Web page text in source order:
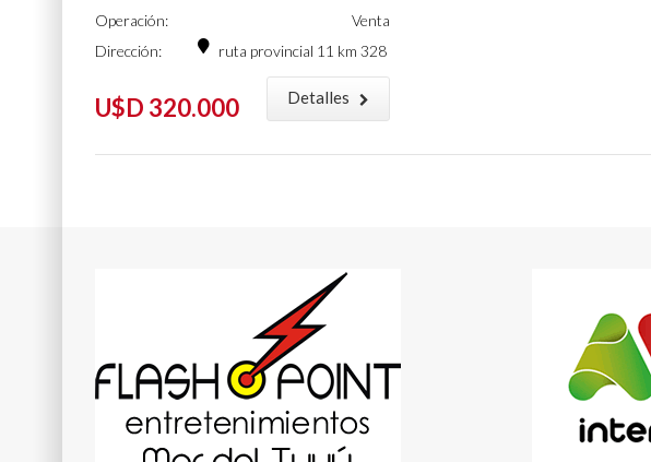
Operación:
Venta
Dirección:
ruta provincial 11 km 328
U$D 320.000 Detalles